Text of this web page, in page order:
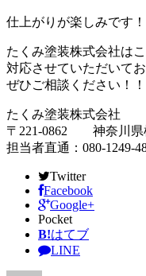
仕上がりが楽しみです！
たくみ塗装株式会社は
対応させていただいてお
ぜひご相談ください！！
たくみ塗装株式会社
〒221-0862 神奈川県
担当者直通：080-
Twitter
Facebook
Google+
Pocket
B!はてブ
LINE